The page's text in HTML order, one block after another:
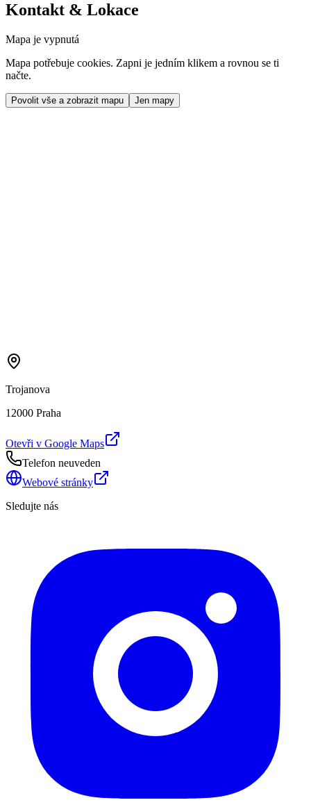
Kontakt & Lokace
Mapa je vypnutá
Mapa potřebuje cookies. Zapni je jedním klikem a rovnou se ti
načte.
Povolit vše a zobrazit mapu Jen mapy
Trojanova
12000 Praha
Otevři v Google Maps
Telefon neuveden
Webové stránky
Sledujte nás